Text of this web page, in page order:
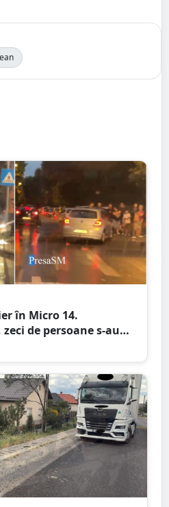
în Micro 14.
de persoane s-au